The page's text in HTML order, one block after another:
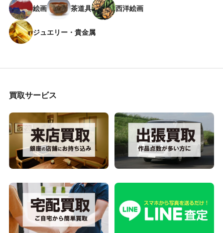
絵画 茶道具 西洋絵画
ジュエリー・貴金属
買取サービス